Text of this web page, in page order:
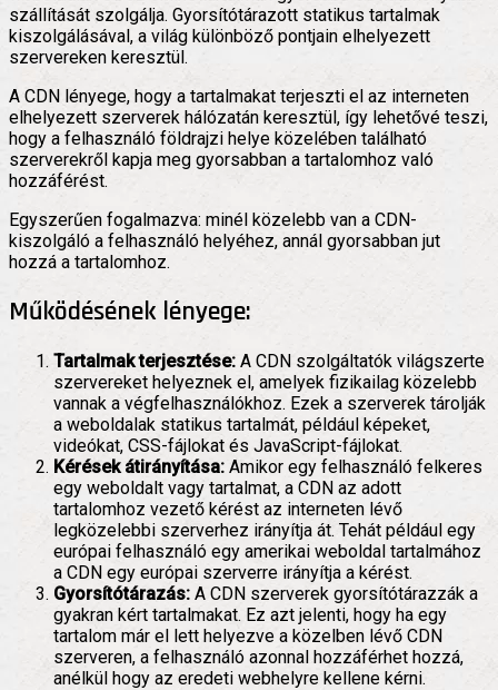
szállítását szolgálja. Gyorsítótárazott statikus tartalmak
kiszolgálásával, a világ különböző pontjain elhelyezett
szervereken keresztül.
A CDN lényege, hogy a tartalmakat terjeszti el az interneten
elhelyezett szerverek hálózatán keresztül, így lehetővé teszi,
hogy a felhasználó földrajzi helye közelében található
szerverekről kapja meg gyorsabban a tartalomhoz való
hozzáférést.
Egyszerűen fogalmazva: minél közelebb van a CDN-
kiszolgáló a felhasználó helyéhez, annál gyorsabban jut
hozzá a tartalomhoz.
Működésének lényege:
Tartalmak terjesztése: A CDN szolgáltatók világszerte
szervereket helyeznek el, amelyek fizikailag közelebb
vannak a végfelhasználókhoz. Ezek a szerverek tárolják
a weboldalak statikus tartalmát, például képeket,
videókat, CSS-fájlokat és JavaScript-fájlokat.
Kérések átirányítása: Amikor egy felhasználó felkeres
egy weboldalt vagy tartalmat, a CDN az adott
tartalomhoz vezető kérést az interneten lévő
legközelebbi szerverhez irányítja át. Tehát például egy
európai felhasználó egy amerikai weboldal tartalmához
a CDN egy európai szerverre irányítja a kérést.
Gyorsítótárazás: A CDN szerverek gyorsítótárazzák a
gyakran kért tartalmakat. Ez azt jelenti, hogy ha egy
tartalom már el lett helyezve a közelben lévő CDN
szerveren, a felhasználó azonnal hozzáférhet hozzá,
anélkül hogy az eredeti webhelyre kellene kérni.